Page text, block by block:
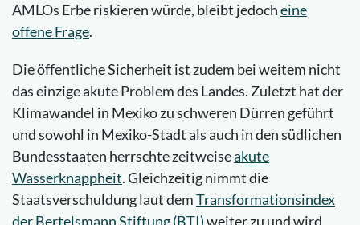
AMLOs Erbe riskieren würde, bleibt jedocheine
offene Frage.
Die öffentliche Sicherheit ist zudem bei weitem nicht
das einzige akute Problem des Landes. Zuletzt hat der
Klimawandel in Mexiko zu schweren Dürren geführt
und sowohl in Mexiko-Stadt als auch in den südlichen
Bundesstaaten herrschte zeitweiseakute
Wasserknappheit. Gleichzeitig nimmt die
Staatsverschuldung laut demTransformationsindex
der Bertelsmann Stiftung (BTI)weiter zu und wird